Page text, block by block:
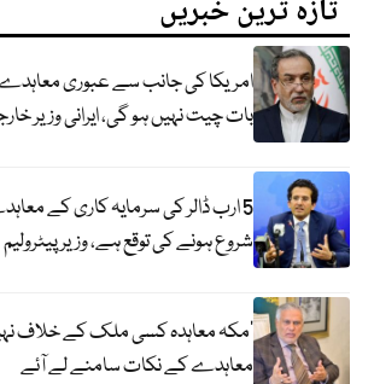
تازہ ترین خبریں
امریکا کی جانب سے عبوری
بات چیت نہیں ہو گی، ایرانی وزیر
5 ارب ڈالر کی سرمایہ کاری کے
شروع ہونے کی توقع ہے، وزیر پیٹرولیم
‘مکہ معاہدہ کسی ملک کے خلاف
معاہدے کے نکات سامنے لے آئے